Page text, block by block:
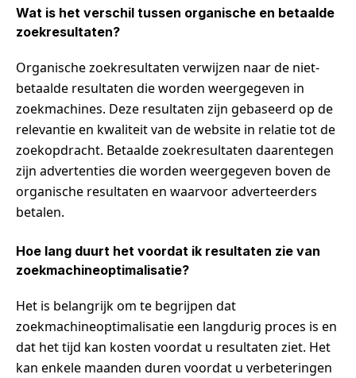
Wat is het verschil tussen organische en betaalde
zoekresultaten?
Organische zoekresultaten verwijzen naar de niet-
betaalde resultaten die worden weergegeven in
zoekmachines. Deze resultaten zijn gebaseerd op de
relevantie en kwaliteit van de website in relatie tot de
zoekopdracht. Betaalde zoekresultaten daarentegen
zijn advertenties die worden weergegeven boven de
organische resultaten en waarvoor adverteerders
betalen.
Hoe lang duurt het voordat ik resultaten zie van
zoekmachineoptimalisatie?
Het is belangrijk om te begrijpen dat
zoekmachineoptimalisatie een langdurig proces is en
dat het tijd kan kosten voordat u resultaten ziet. Het
kan enkele maanden duren voordat u verbeteringen